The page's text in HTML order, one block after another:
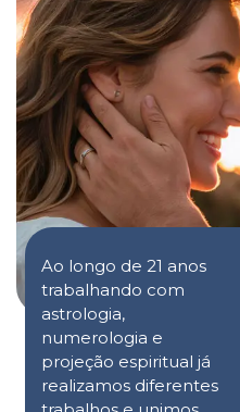
Ao longo de 21 anos
trabalhando com
astrologia,
numerologia e
projeção espiritual já
realizamos diferentes